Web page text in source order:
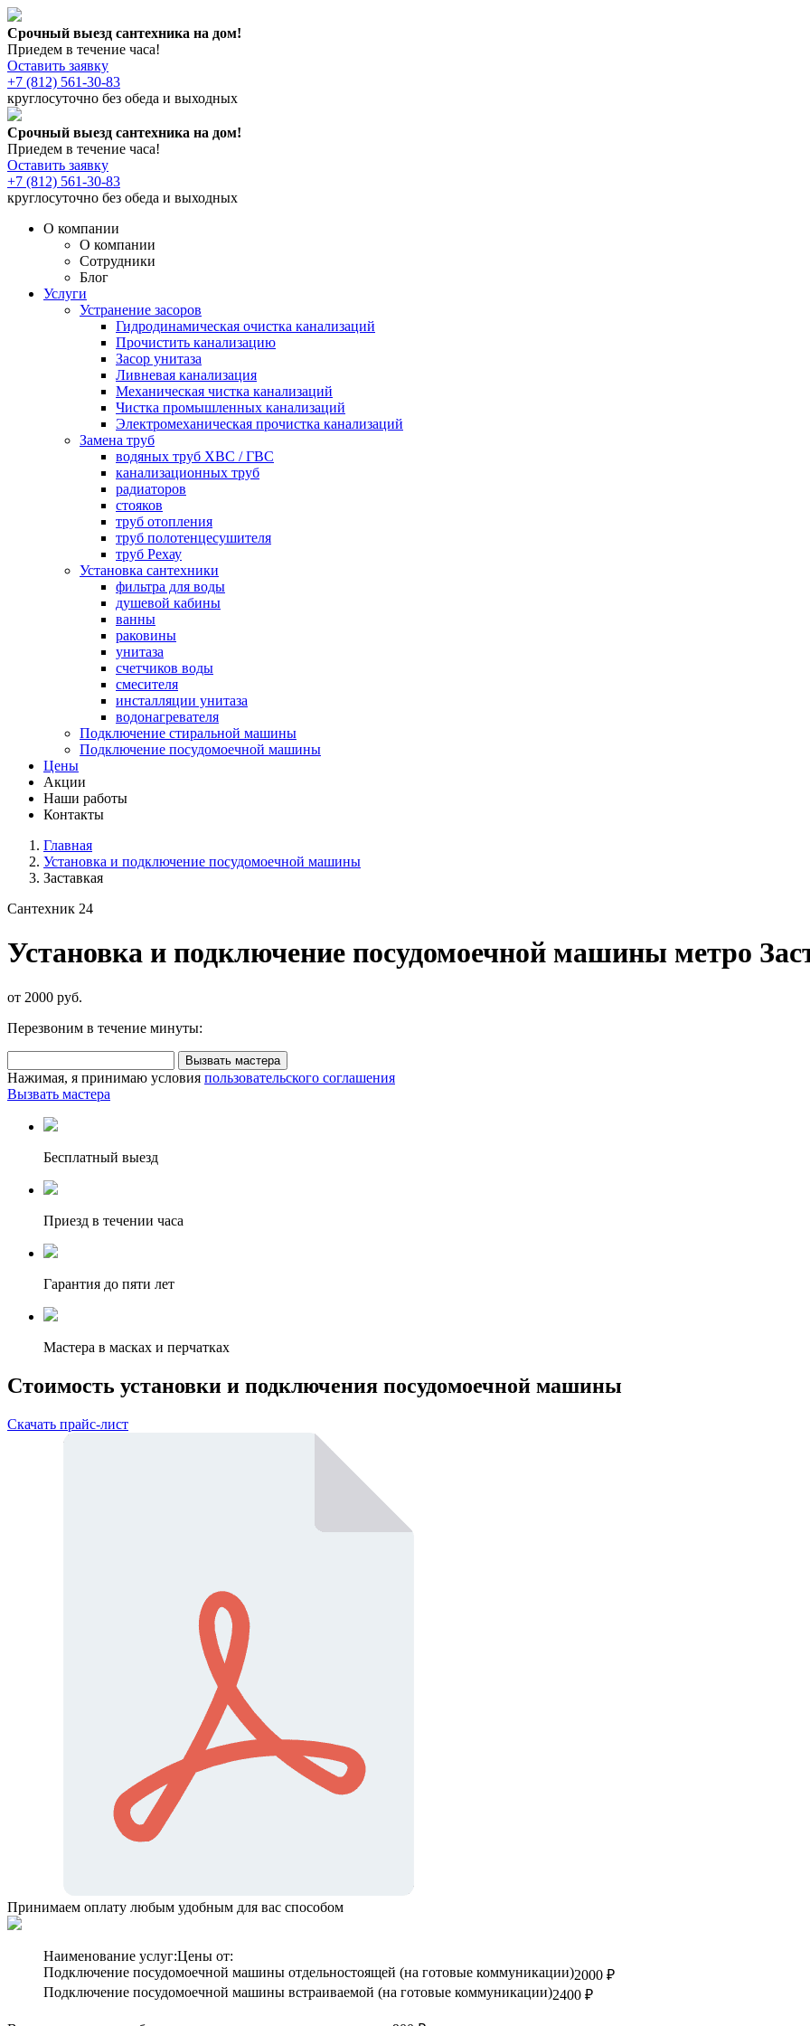
Срочный выезд сантехника на дом!
Приедем в течение часа!
Оставить заявку
+7 (812) 561-30-83
круглосуточно без обеда и выходных
Срочный выезд сантехника на дом!
Приедем в течение часа!
Оставить заявку
+7 (812) 561-30-83
круглосуточно без обеда и выходных
О компании
О компании
Сотрудники
Блог
Услуги
Устранение засоров
Гидродинамическая очистка канализаций
Прочистить канализацию
Засор унитаза
Ливневая канализация
Механическая чистка канализаций
Чистка промышленных канализаций
Электромеханическая прочистка канализаций
Замена труб
водяных труб ХВС / ГВС
канализационных труб
радиаторов
стояков
труб отопления
труб полотенцесушителя
труб Рехау
Установка сантехники
фильтра для воды
душевой кабины
ванны
раковины
унитаза
счетчиков воды
смесителя
инсталляции унитаза
водонагревателя
Подключение стиральной машины
Подключение посудомоечной машины
Цены
Акции
Наши работы
Контакты
Главная
Установка и подключение посудомоечной машины
Заставкая
Сантехник 24
Установка и подключение посудомоечной машины метро
от 2000 руб.
Перезвоним в течение минуты:
Вызвать мастера
Нажимая, я принимаю условия пользовательского соглашения
Вызвать мастера
Бесплатный выезд
Приезд в течении часа
Гарантия до пяти лет
Мастера в масках и перчатках
Стоимость установки и подключения посудомоечной машины
Скачать прайс-лист
Принимаем оплату любым удобным для вас способом
Наименование услуг:Цены от:
Подключение посудомоечной машины отдельностоящей (на готовые коммуникации)2000 ₽
Подключение посудомоечной машины встраиваемой (на готовые коммуникации)2400 ₽